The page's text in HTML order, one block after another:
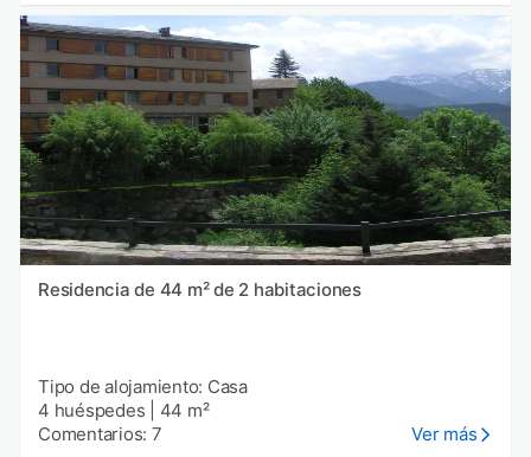
Residencia de 44 m² de 2 habitaciones
Tipo de alojamiento: Casa
4 huéspedes
44 m²
Comentarios: 7
Ver más